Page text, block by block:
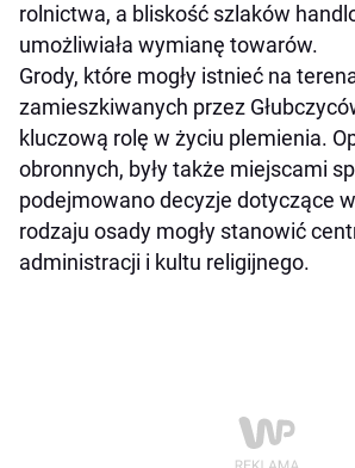
rolnictwa, a bliskość szlaków
umożliwiała wymianę towarów.
Grody, które mogły istnieć na
zamieszkiwanych przez
kluczową rolę w życiu plemienia.
obronnych, były także miejscami
podejmowano decyzje dotyczące
rodzaju osady mogły stanowić
administracji i kultu religijnego.